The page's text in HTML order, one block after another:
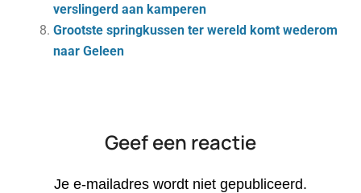
verslingerd aan kamperen
Grootste springkussen ter wereld komt wederom
naar Geleen
Geef een reactie
Je e-mailadres wordt niet gepubliceerd.